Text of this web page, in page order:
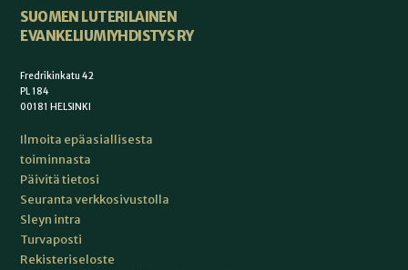
SUOMEN LUTERILAINEN
EVANKELIUMIYHDISTYS RY
Fredrikinkatu 42
PL 184
00181 HELSINKI
Ilmoita epäasiallisesta
toiminnasta
Päivitä tietosi
Seuranta verkkosivustolla
Sleyn intra
Turvaposti
Rekisteriseloste